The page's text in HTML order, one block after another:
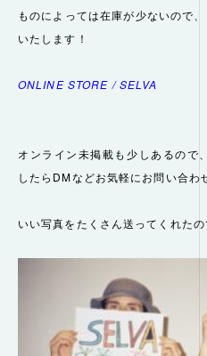
ものによっては在庫が少ないので
いたします！
ONLINE STORE / SELVA
オンライン未掲載も少しあるので
したらDMなどお気軽にお問い合わ
いい写真をたくさん送ってくれた